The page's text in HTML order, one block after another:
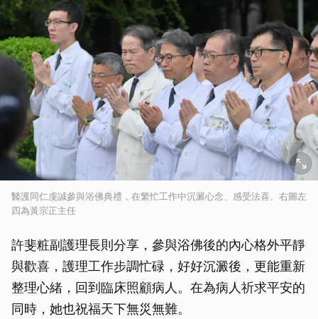
醫護同仁虔誠參與浴佛典禮，在繁忙工作中沉澱心念、感受法喜。右圖左
四為黃宗正主任
許斐粧副護理長則分享，參與浴佛後的內心格外平靜
與歡喜，護理工作步調忙碌，好好沉澱後，更能重新
整理心緒，回到臨床照顧病人。在為病人祈求平安的
同時，她也祝福天下無災無難。